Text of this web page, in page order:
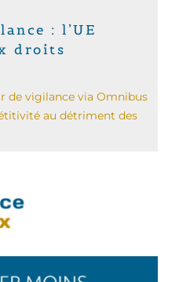
: l’UE
droits
de vigilance via Omnibus
au détriment des